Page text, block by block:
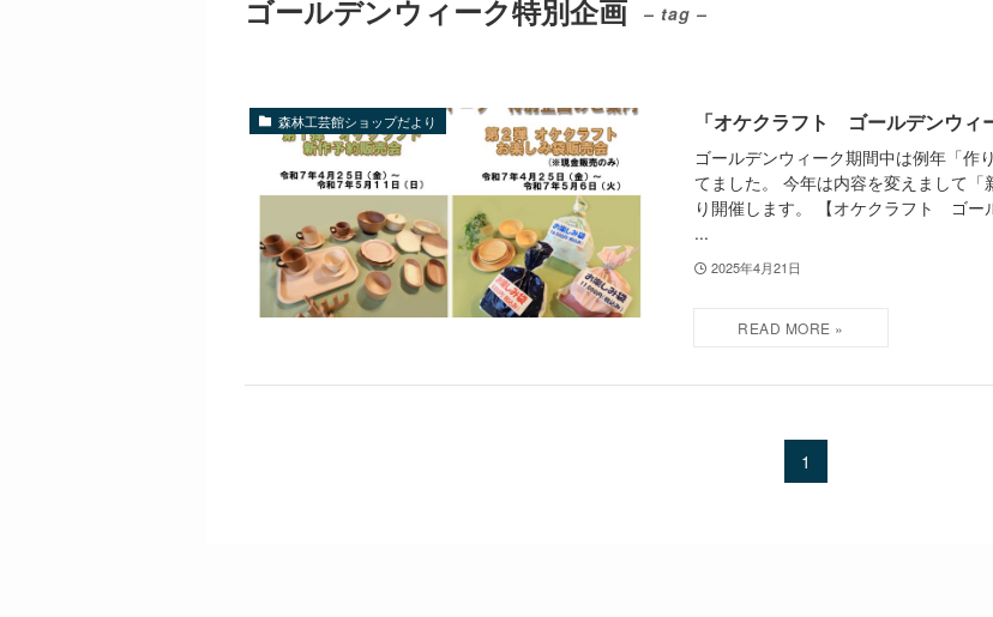
ゴールデンウィーク特別企画 – tag –
森林工芸館ショップだより 「オケクラフト ゴールデンウ
ゴールデンウィーク期間中は例年「作
てました。 今年は内容を変えまして
り開催します。 【オケクラフト ゴ
...
2025年4月21日
1